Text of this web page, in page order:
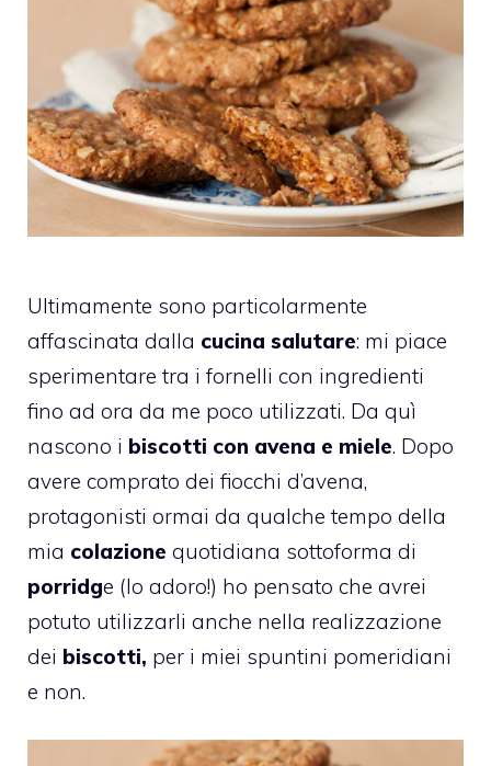
Ultimamente sono particolarmente
affascinata dalla cucina salutare: mi piace
sperimentare tra i fornelli con ingredienti
fino ad ora da me poco utilizzati. Da quì
nascono i biscotti con avena e miele. Dopo
avere comprato dei fiocchi d’avena,
protagonisti ormai da qualche tempo della
mia colazione quotidiana sottoforma di
porridge (lo adoro!) ho pensato che avrei
potuto utilizzarli anche nella realizzazione
dei biscotti, per i miei spuntini pomeridiani
e non.